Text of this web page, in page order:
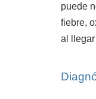
puede
fiebre,
al